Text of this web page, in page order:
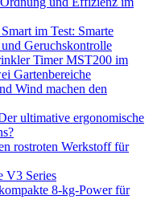
im Test: Smarte
Geruchskontrolle
Timer MST200 im
Gartenbereiche
Wind machen den
ultimative ergonomische
rostroten Werkstoff für
V3 Series
8-kg-Power für